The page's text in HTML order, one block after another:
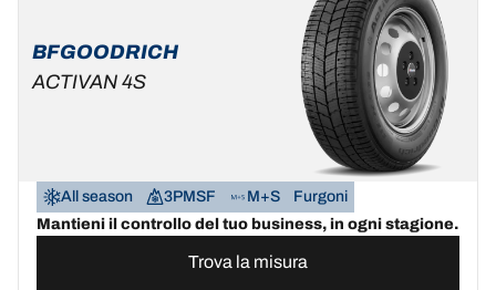
BFGOODRICH
ACTIVAN 4S
All season 3PMSF M+S
Furgoni
Mantieni il controllo del tuo business, in ogni stagione.
Trova la misura